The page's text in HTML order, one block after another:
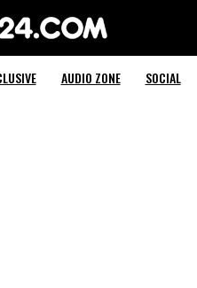
AUDIO ZONE SOCIAL